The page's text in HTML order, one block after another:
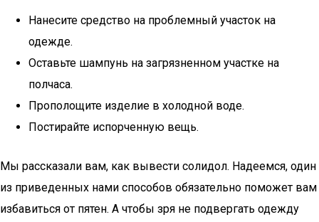
Нанесите средство на проблемный участок на
одежде.
Оставьте шампунь на загрязненном участке на
полчаса.
Прополощите изделие в холодной воде.
Постирайте испорченную вещь.
Мы рассказали вам, как вывести солидол. Надеемся, один
из приведенных нами способов обязательно поможет вам
избавиться от пятен. А чтобы зря не подвергать одежду